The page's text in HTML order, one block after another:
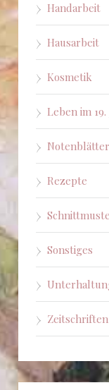
Handarbeit
Hausarbeit
Kosmetik
Leben im
Rezepte
Sonstiges
Zeitschriften